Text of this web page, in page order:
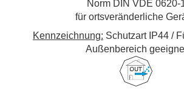
Norm DIN VDE 0620-
für ortsveränderliche
Kennzeichnung: Schutzart IP44 /
Außenbereich